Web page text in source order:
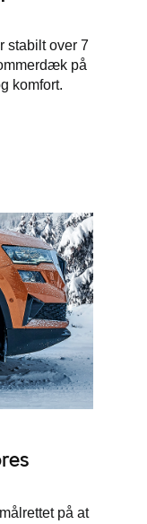
stabilt over 7
på
komfort.
på at